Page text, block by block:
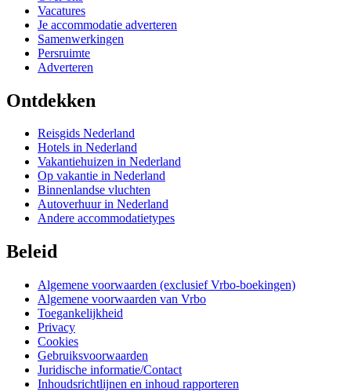
Vacatures
Je accommodatie adverteren
Samenwerkingen
Persruimte
Adverteren
Ontdekken
Reisgids Nederland
Hotels in Nederland
Vakantiehuizen in Nederland
Op vakantie in Nederland
Binnenlandse vluchten
Autoverhuur in Nederland
Andere accommodatietypes
Beleid
Algemene voorwaarden (exclusief Vrbo-boekingen)
Algemene voorwaarden van Vrbo
Toegankelijkheid
Privacy
Cookies
Gebruiksvoorwaarden
Juridische informatie/Contact
Inhoudsrichtlijnen en inhoud rapporteren